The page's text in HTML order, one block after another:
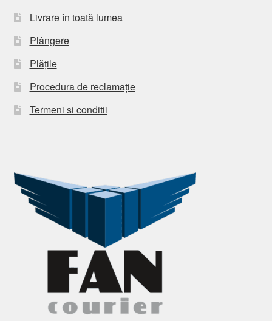
Livrare în toată lumea
Plângere
Plățile
Procedura de reclamație
Termeni si conditii